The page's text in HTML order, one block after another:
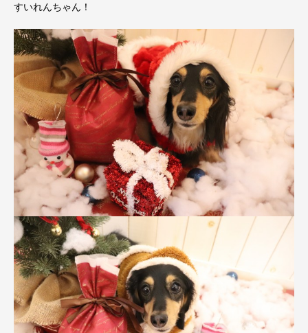
すいれんちゃん！